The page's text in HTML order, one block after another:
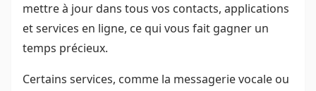
mettre à jour dans tous vos contacts, applications
et services en ligne, ce qui vous fait gagner un
temps précieux.
Certains services, comme la messagerie vocale ou